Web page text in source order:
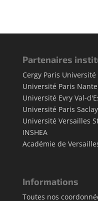
Partenaires
Cergy Paris Université
Université Paris
Université Evry Val-
Université Paris
Université Versailles
INSHEA
Académie de
Informations
Toutes nos